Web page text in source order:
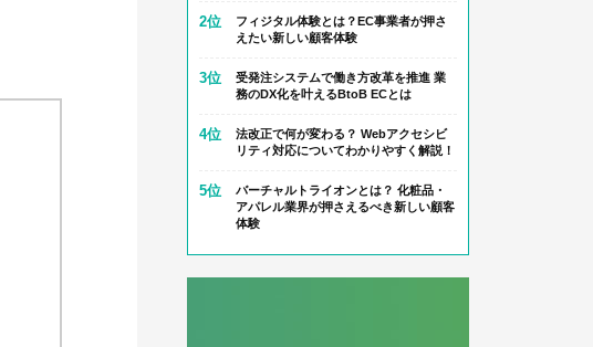
2位
フィジタル体験とは？EC事業者が押さ
えたい新しい顧客体験
3位
受発注システムで働き方改革を推進 業
務のDX化を叶えるBtoB ECとは
4位
法改正で何が変わる？ Webアクセシビ
リティ対応についてわかりやすく解説！
5位
バーチャルトライオンとは？ 化粧品・
アパレル業界が押さえるべき新しい顧客
体験